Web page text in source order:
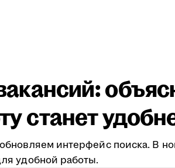
станет
интерфейс поиска. В
удобной работы.